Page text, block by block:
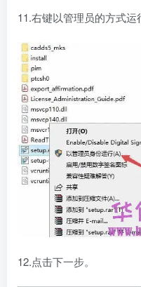
11.右键以管理员的方式运
12.点击下一步。